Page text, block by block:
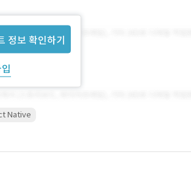
정보 확인하기
Native